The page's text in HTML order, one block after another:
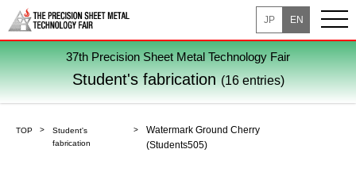
JP EN
37th Precision Sheet Metal Technology Fair
Student's fabrication(16 entries)
TOP
Student's
fabrication
Watermark Ground Cherry
(Students505)